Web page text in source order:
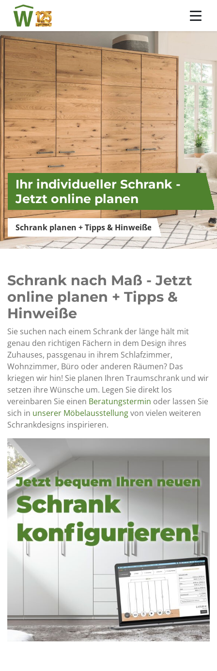
Ihr individueller Schrank -
Jetzt online planen
Schrank planen + Tipps & Hinweiße
Schrank nach Maß - Jetzt
online planen + Tipps &
Hinweiße
Sie suchen nach einem Schrank der länge hält mit
genau den richtigen Fächern in dem Design ihres
Zuhauses, passgenau in ihrem Schlafzimmer,
Wohnzimmer, Büro oder anderen Räumen? Das
kriegen wir hin! Sie planen Ihren Traumschrank und wir
setzen ihre Wünsche um. Legen Sie direkt los
vereinbaren Sie einen Beratungstermin oder lassen Sie
sich in unserer Möbelausstellungvon vielen weiteren
Schrankdesigns inspirieren.